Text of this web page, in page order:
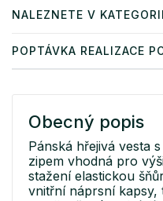
NALEZNETE V KATEGORII
POPTÁVKA REALIZACE
Obecný popis
Pánská hřejivá vesta
zipem vhodná pro
stažení elastickou
vnitřní náprsní